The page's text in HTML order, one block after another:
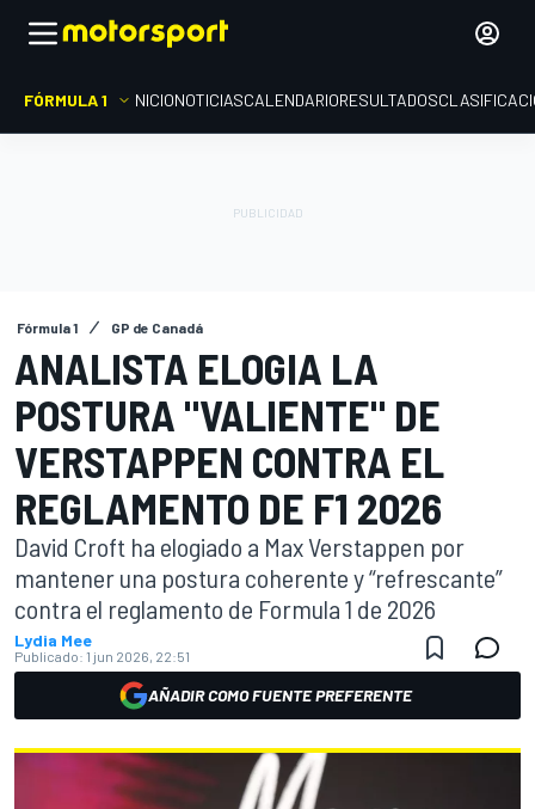
FÓRMULA 1 INICIONOTICIASCALENDARIORESULTADOS
Fórmula 1 GP de Canadá
ANALISTA ELOGIA LA
POSTURA "VALIENTE" DE
VERSTAPPEN CONTRA EL
REGLAMENTO DE F1 2026
David Croft ha elogiado a Max Verstappen por
mantener una postura coherente y “refrescante”
contra el reglamento de Formula 1 de 2026
Lydia Mee
Publicado: 1 jun 2026, 22:51
AÑADIR COMO FUENTE PREFERENTE